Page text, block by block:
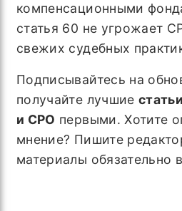
компенсационными
статья 60 не угрожает
свежих судебных
Подписывайтесь на
получайте лучшие
и СРО первыми. Хотите
мнение? Пишите
материалы обязательно